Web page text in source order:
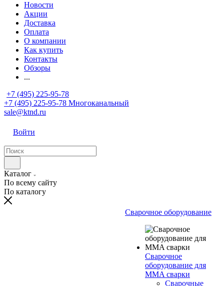
Новости
Акции
Доставка
Оплата
О компании
Как купить
Контакты
Обзоры
...
+7 (495) 225-95-78
+7 (495) 225-95-78 Многоканальный
sale@ktnd.ru
Войти
Каталог
По всему сайту
По каталогу
Сварочное оборудование
Сварочное
оборудование для
MMA сварки
Сварочные